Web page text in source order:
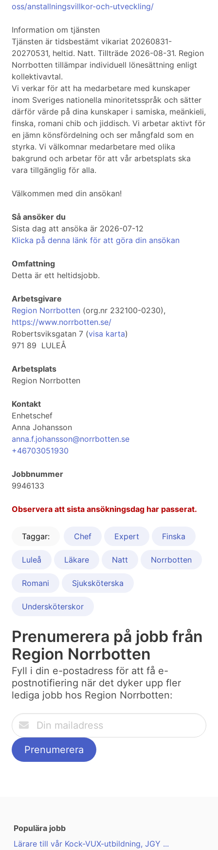
oss/anstallningsvillkor-och-utveckling/
Information om tjänsten
Tjänsten är tidsbestämt vikariat 20260831-
20270531, heltid. Natt. Tillträde 2026-08-31. Region
Norrbotten tillämpar individuell lönesättning enligt
kollektivavtal.
Vi verkar för att ha medarbetare med kunskaper
inom Sveriges nationella minoritetsspråk och sätter
därför värde på dina kunskaper i samiska, meänkieli,
finska, romani chib och jiddisch. Vi arbetar aktivt för
en jämn könsfördelning och ser mångfald som en
styrka. Vi välkomnar medarbetare med olika
bakgrund och arbetar för att vår arbetsplats ska
vara tillgänglig för alla.
Välkommen med din ansökan!
Så ansöker du
Sista dag att ansöka är 2026-07-12
Klicka på denna länk för att göra din ansökan
Omfattning
Detta är ett heltidsjobb.
Arbetsgivare
Region Norrbotten (org.nr 232100-0230),
https://www.norrbotten.se/
Robertsviksgatan 7 (visa karta)
971 89 LULEÅ
Arbetsplats
Region Norrbotten
Kontakt
Enhetschef
Anna Johansson
anna.f.johansson@norrbotten.se
+46703051930
Jobbnummer
9946133
Observera att sista ansökningsdag har passerat.
Taggar: Chef Expert Finska
Luleå Läkare Natt Norrbotten
Romani Sjuksköterska
Undersköterskor
Prenumerera på jobb från
Region Norrbotten
Fyll i din e-postadress för att få e-
postnotifiering när det dyker upp fler
lediga jobb hos Region Norrbotten:
Populära jobb
Lärare till vår Kock-VUX-utbildning, JGY ...